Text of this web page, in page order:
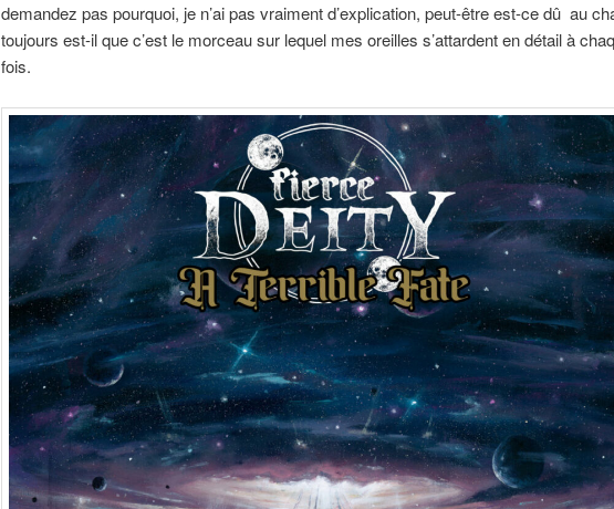
demandez pas pourquoi, je n’ai pas vraiment d’explication, peut-être est-ce dû au
toujours est-il que c’est le morceau sur lequel mes oreilles s’attardent en détail à
fois.